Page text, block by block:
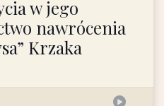
w jego
nawrócenia
Krzaka